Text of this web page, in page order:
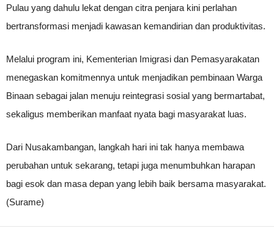
Pulau yang dahulu lekat dengan citra penjara kini perlahan
bertransformasi menjadi kawasan kemandirian dan produktivitas.
Melalui program ini, Kementerian Imigrasi dan Pemasyarakatan
menegaskan komitmennya untuk menjadikan pembinaan Warga
Binaan sebagai jalan menuju reintegrasi sosial yang bermartabat,
sekaligus memberikan manfaat nyata bagi masyarakat luas.
Dari Nusakambangan, langkah hari ini tak hanya membawa
perubahan untuk sekarang, tetapi juga menumbuhkan harapan
bagi esok dan masa depan yang lebih baik bersama masyarakat.
(Surame)